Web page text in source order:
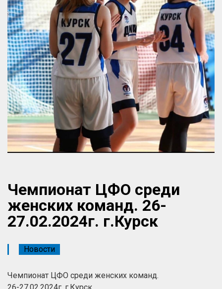
Чемпионат ЦФО среди
женских команд. 26-
27.02.2024г. г.Курск
Новости
Чемпионат ЦФО среди женских команд.